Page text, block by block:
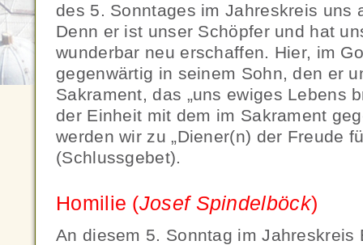
des 5. Sonntages im Jahreskreis uns
Denn er ist unser Schöpfer und hat
wunderbar neu erschaffen. Hier, im
gegenwärtig in seinem Sohn, den er
Sakrament, das „uns ewiges Lebens
der Einheit mit dem im Sakrament
werden wir zu „Diener(n) der Freude
(Schlussgebet).
Homilie (Josef Spindelböck)
An diesem 5. Sonntag im Jahreskreis